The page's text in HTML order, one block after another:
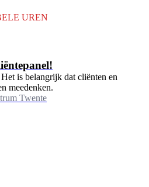
UREN
is belangrijk dat cliënten en
meedenken.
Twente